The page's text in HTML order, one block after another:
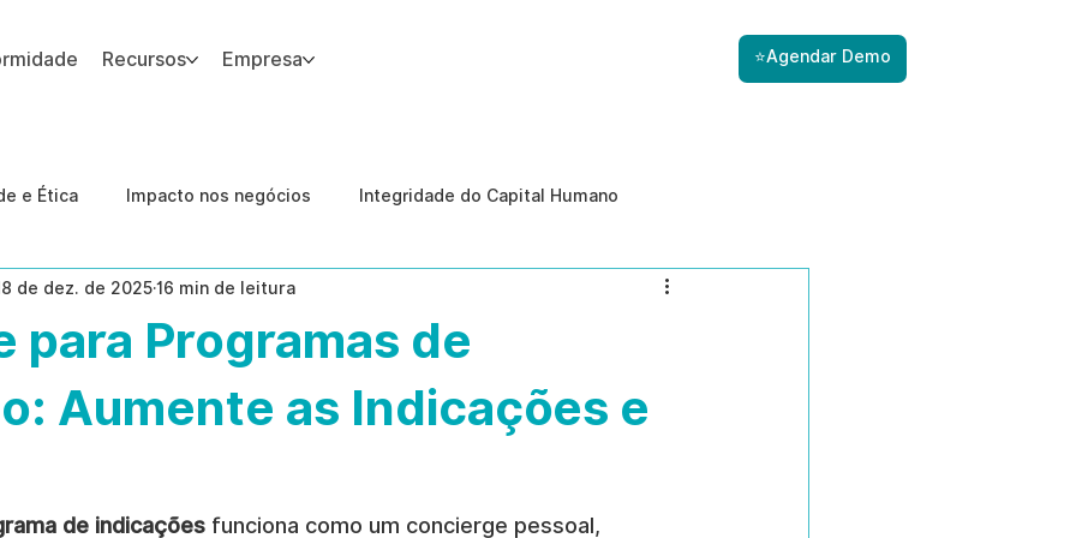
Recursos Empresa ⭐Agendar Demo
e Ética Impacto nos negócios Integridade do Capital Humano
Estudos de caso Gestão de Riscos com IA
Internas revenção de ameaças internas
para Programas de
Aumente as Indicações e
de dez. de 202516 min de leitura
de indicações funciona como um concierge pessoal,